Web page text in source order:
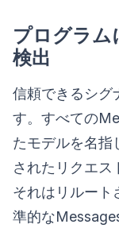
プログラム
検出
信頼できるシグ
す。すべての
たモデルを名指
されたリクエス
それはリルート
準的な